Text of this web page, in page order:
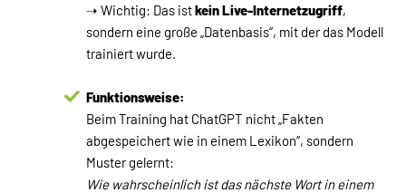
➝ Wichtig: Das istkein Live-Internetzugriff,
sondern eine große „Datenbasis“, mit der das Modell
trainiert wurde.
Funktionsweise:
Beim Training hat ChatGPT nicht „Fakten
abgespeichert wie in einem Lexikon“, sondern
Muster gelernt:
Wie wahrscheinlich ist das nächste Wort in einem